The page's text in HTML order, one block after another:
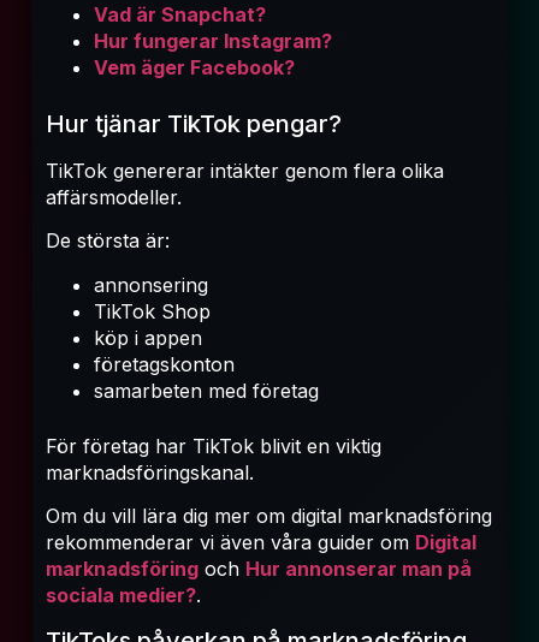
Vad är Snapchat?
Hur fungerar Instagram?
Vem äger Facebook?
Hur tjänar TikTok pengar?
TikTok genererar intäkter genom flera olika
affärsmodeller.
De största är:
annonsering
TikTok Shop
köp i appen
företagskonton
samarbeten med företag
För företag har TikTok blivit en viktig
marknadsföringskanal.
Om du vill lära dig mer om digital marknadsföring
rekommenderar vi även våra guider om Digital
marknadsföring och Hur annonserar man på
sociala medier?.